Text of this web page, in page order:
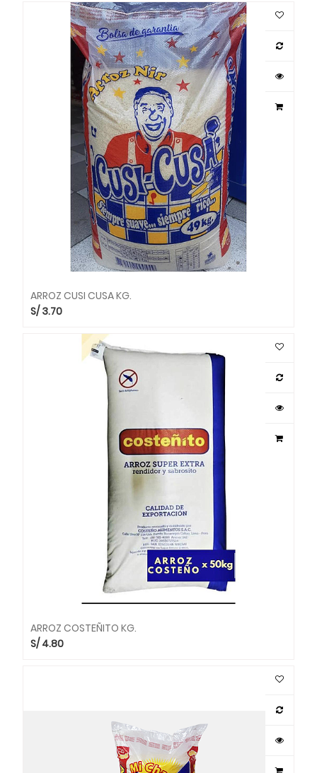
ARROZ CUSI CUSA KG.
S/ 3.70
ARROZ COSTEÑITO KG.
S/4.80